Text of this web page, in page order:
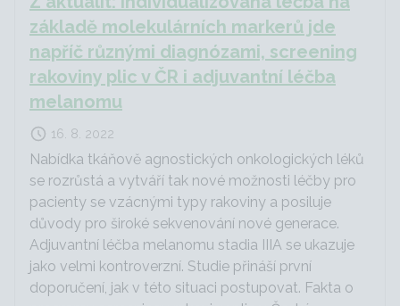
základě molekulárních markerů jde
napříč různými diagnózami, screening
rakoviny plic v ČR i adjuvantní léčba
melanomu
16. 8. 2022
Nabídka tkáňově agnostických onkologických léků
se rozrůstá a vytváří tak nové možnosti léčby pro
pacienty se vzácnými typy rakoviny a posiluje
důvody pro široké sekvenování nové generace.
Adjuvantní léčba melanomu stadia IIIA se ukazuje
jako velmi kontroverzní. Studie přináší první
doporučení, jak v této situaci postupovat. Fakta o